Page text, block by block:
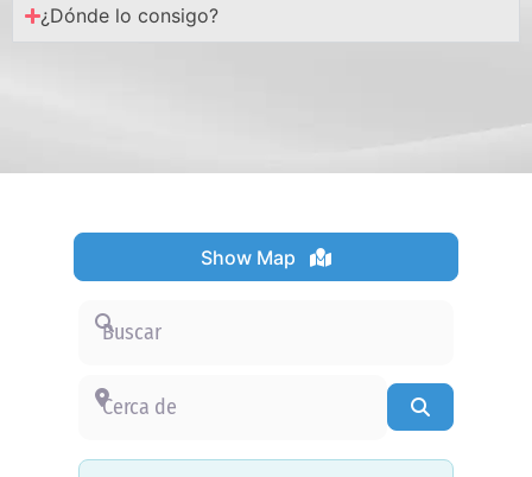
¿Dónde lo consigo?
Show Map
Buscar
Cerca de